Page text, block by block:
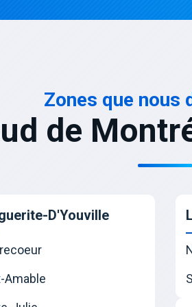
Zones que nous
de
D'Youville
Amable